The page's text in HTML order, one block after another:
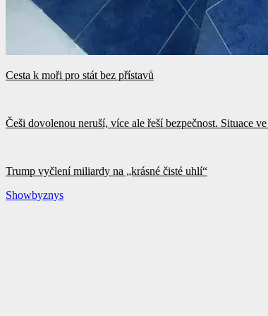
Cesta k moři pro stát bez přístavů
Češi dovolenou neruší, více ale řeší bezpečnost. Situace
Trump vyčlení miliardy na „krásné čisté uhlí“
Showbyznys